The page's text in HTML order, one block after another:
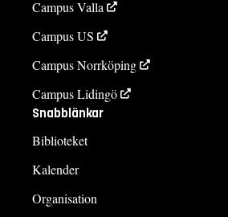
Campus Valla
Campus US
Campus Norrköping
Campus Lidingö
Snabblänkar
Biblioteket
Kalender
Organisation